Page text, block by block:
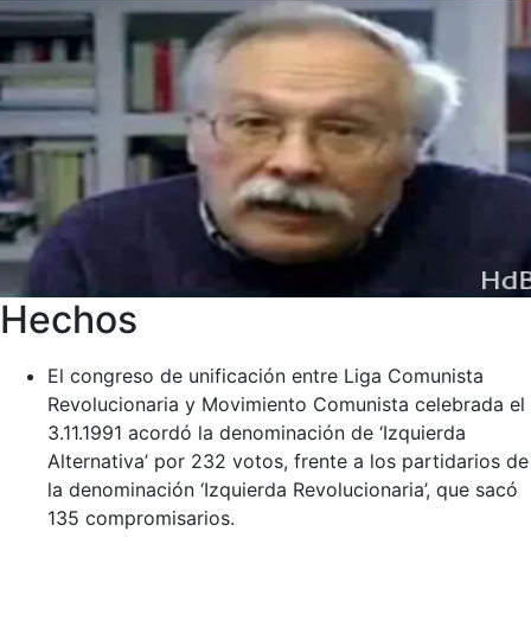
Hechos
El congreso de unificación entre Liga Comunista
Revolucionaria y Movimiento Comunista celebrada el
3.11.1991 acordó la denominación de ‘Izquierda
Alternativa’ por 232 votos, frente a los partidarios de
la denominación ‘Izquierda Revolucionaria’, que sacó
135 compromisarios.